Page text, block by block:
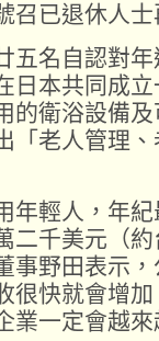
召已退休人
五名自認對
日本共同成
的衛浴設備
「老人管理
年輕人，年
二千美元（
事野田表示
很快就會增
業一定會越